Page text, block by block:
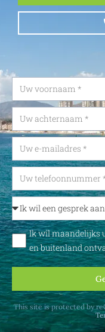
Ik wil maandelijks
en buitenland
This site is protected by